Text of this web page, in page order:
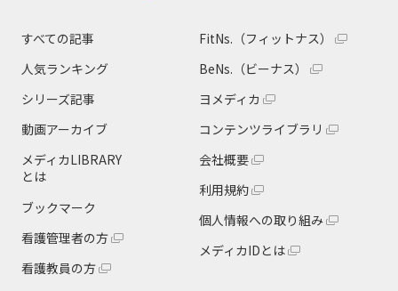
すべての記事
人気ランキング
シリーズ記事
動画アーカイブ
メディカLIBRARY
とは
ブックマーク
看護管理者の方
看護教員の方
FitNs.（フィットナス）
BeNs.（ビーナス）
ヨメディカ
コンテンツライブラリ
会社概要
利用規約
個人情報への取り組み
メディカIDとは